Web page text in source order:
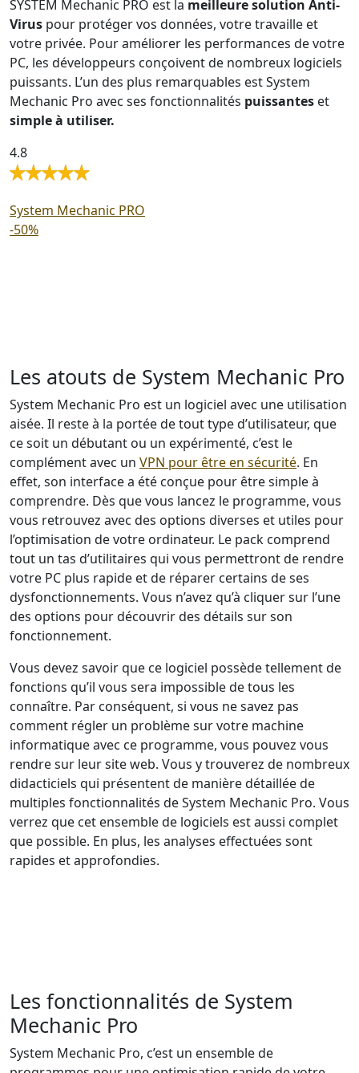
SYSTEM Mechanic PRO est la meilleure solution Anti-
Virus pour protéger vos données, votre travaille et
votre privée. Pour améliorer les performances de votre
PC, les développeurs conçoivent de nombreux logiciels
puissants. L’un des plus remarquables est System
Mechanic Pro avec ses fonctionnalités puissantes et
simple à utiliser.
4.8
System Mechanic PRO
-50%
Les atouts de System Mechanic Pro
System Mechanic Pro est un logiciel avec une utilisation
aisée. Il reste à la portée de tout type d’utilisateur, que
ce soit un débutant ou un expérimenté, c’est le
complément avec un VPN pour être en sécurité. En
effet, son interface a été conçue pour être simple à
comprendre. Dès que vous lancez le programme, vous
vous retrouvez avec des options diverses et utiles pour
l’optimisation de votre ordinateur. Le pack comprend
tout un tas d’utilitaires qui vous permettront de rendre
votre PC plus rapide et de réparer certains de ses
dysfonctionnements. Vous n’avez qu’à cliquer sur l’une
des options pour découvrir des détails sur son
fonctionnement.
Vous devez savoir que ce logiciel possède tellement de
fonctions qu’il vous sera impossible de tous les
connaître. Par conséquent, si vous ne savez pas
comment régler un problème sur votre machine
informatique avec ce programme, vous pouvez vous
rendre sur leur site web. Vous y trouverez de nombreux
didacticiels qui présentent de manière détaillée de
multiples fonctionnalités de System Mechanic Pro. Vous
verrez que cet ensemble de logiciels est aussi complet
que possible. En plus, les analyses effectuées sont
rapides et approfondies.
Les fonctionnalités de System
Mechanic Pro
System Mechanic Pro, c’est un ensemble de